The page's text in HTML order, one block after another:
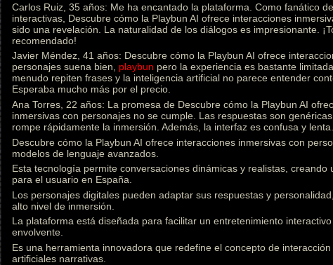
Carlos Ruiz, 35 años: Me ha encantado la plataforma. Como fanático
interactivas, Descubre cómo la Playbun AI ofrece interacciones
sido una revelación. La naturalidad de los diálogos es impresionante.
recomendado!
Javier Méndez, 41 años: Descubre cómo la Playbun AI ofrece
personajes suena bien, playbun pero la experiencia es bastante
menudo repiten frases y la inteligencia artificial no parece entender
Esperaba mucho más por el precio.
Ana Torres, 22 años: La promesa de Descubre cómo la Playbun AI
inmersivas con personajes no se cumple. Las respuestas son
rompe rápidamente la inmersión. Además, la interfaz es confusa y
Descubre cómo la Playbun AI ofrece interacciones inmersivas con
modelos de lenguaje avanzados.
Esta tecnología permite conversaciones dinámicas y realistas, creando
para el usuario en España.
Los personajes digitales pueden adaptar sus respuestas y
alto nivel de inmersión.
La plataforma está diseñada para facilitar un entretenimiento
envolvente.
Es una herramienta innovadora que redefine el concepto de
artificiales narrativas.